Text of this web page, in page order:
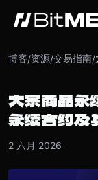
博客/资源/交易指南/
大宗商品永
永续合约及
2 六月 2026